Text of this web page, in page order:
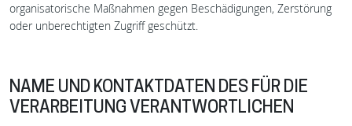
organisatorische Maßnahmen gegen Beschädigungen, Zerstörung
oder unberechtigten Zugriff geschützt.
NAME UND KONTAKTDATEN DES FÜR DIE
VERARBEITUNG VERANTWORTLICHEN